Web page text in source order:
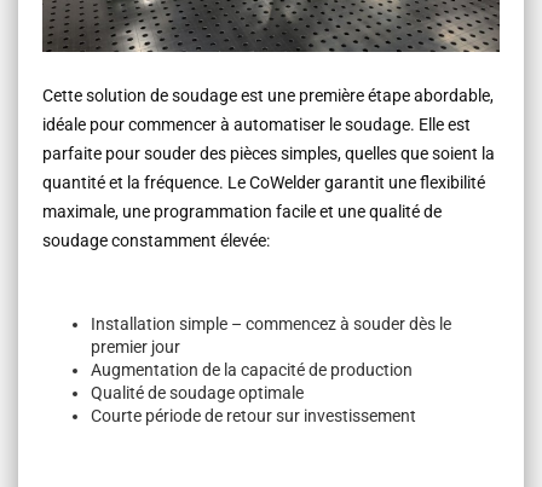
Cette solution de soudage est une première étape abordable,
idéale pour commencer à automatiser le soudage. Elle est
parfaite pour souder des pièces simples, quelles que soient la
quantité et la fréquence. Le CoWelder garantit une flexibilité
maximale, une programmation facile et une qualité de
soudage constamment élevée:
Installation simple – commencez à souder dès le
premier jour
Augmentation de la capacité de production
Qualité de soudage optimale
Courte période de retour sur investissement